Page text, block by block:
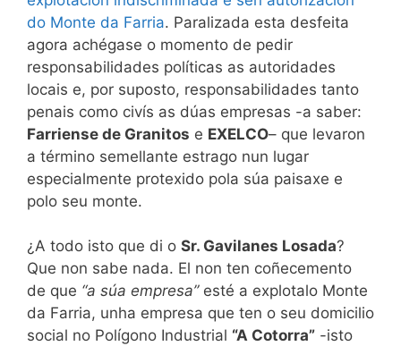
do Monte da Farria. Paralizada esta desfeita
agora achégase o momento de pedir
responsabilidades políticas as autoridades
locais e, por suposto, responsabilidades tanto
penais como civís as dúas empresas -a saber:
Farriense de Granitos e EXELCO– que levaron
a término semellante estrago nun lugar
especialmente protexido pola súa paisaxe e
polo seu monte.
¿A todo isto que di o Sr. Gavilanes Losada?
Que non sabe nada. El non ten coñecemento
de que “a súa empresa”esté a explotalo Monte
da Farria, unha empresa que ten o seu domicilio
social no Polígono Industrial “A Cotorra” -isto